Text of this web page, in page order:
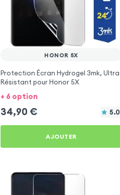
HONOR 5X
Protection Écran Hydrogel 3mk, Ultra
Résistant pour Honor 5X
+ 6 option
34,90 € 5.0
AJOUTER